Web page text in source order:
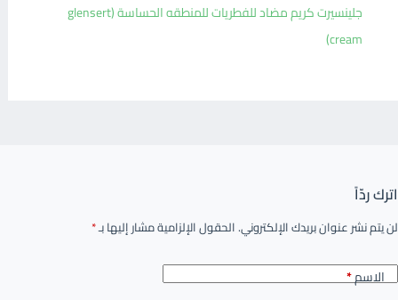
جلينسيرت كريم مضاد للفطريات للمنطقه الحساسة (glensert
cream)
اترك ردّاً
لن يتم نشر عنوان بريدك الإلكتروني.الحقول الإلزامية مشار إليها بـ*
الاسم*